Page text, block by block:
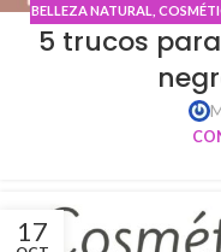
BELLEZA NATURAL
5 trucos
17